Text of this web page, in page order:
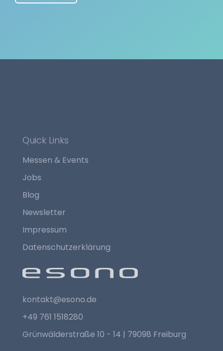
Quick Links
Messen & Events
Jobs
Blog
Newsletter
Impressum
Datenschutzerklärung
kontakt@esono.de
+49 761 1518280
Grünwälderstraße 10 - 14 | 79098 Freiburg